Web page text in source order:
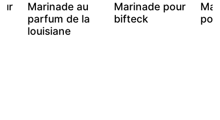
Marinade au
parfum de la
louisiane
Marinade pour
bifteck